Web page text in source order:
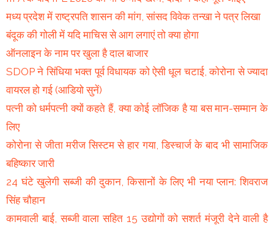
मध्य प्रदेश में राष्ट्रपति शासन की मांग, सांसद विवेक तन्खा ने पत्र लिखा
बंदूक की गोली में यदि माचिस से आग लगाएं तो क्या होगा
ऑनलाइन के नाम पर खुला है दाल बाजार
SDOP ने सिंधिया भक्त पूर्व विधायक को ऐसी धूल चटाई, कोरोना से ज्यादा
वायरल हो गई (आडियो सुनें)
पत्नी को धर्मपत्नी क्यों कहते हैं, क्या कोई लॉजिक है या बस मान-सम्मान के
लिए
कोरोना से जीता मरीज सिस्टम से हार गया, डिस्चार्ज के बाद भी सामाजिक
बहिष्कार जारी
24 घंटे खुलेगी सब्जी की दुकान, किसानों के लिए भी नया प्लान: शिवराज
सिंह चौहान
कामवाली बाई, सब्जी वाला सहित 15 उद्योगों को सशर्त मंजूरी देने वाली है